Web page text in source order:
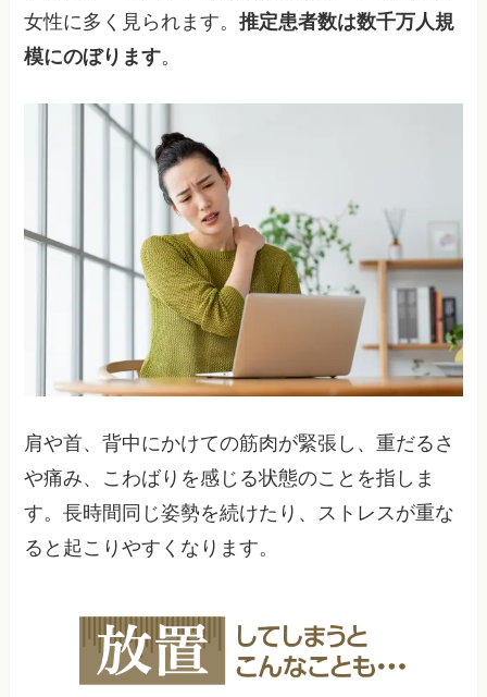
女性に多く見られます。推定患者数は数千万人規
模にのぼります。
肩や首、背中にかけての筋肉が緊張し、重だるさ
や痛み、こわばりを感じる状態のことを指しま
す。長時間同じ姿勢を続けたり、ストレスが重な
ると起こりやすくなります。